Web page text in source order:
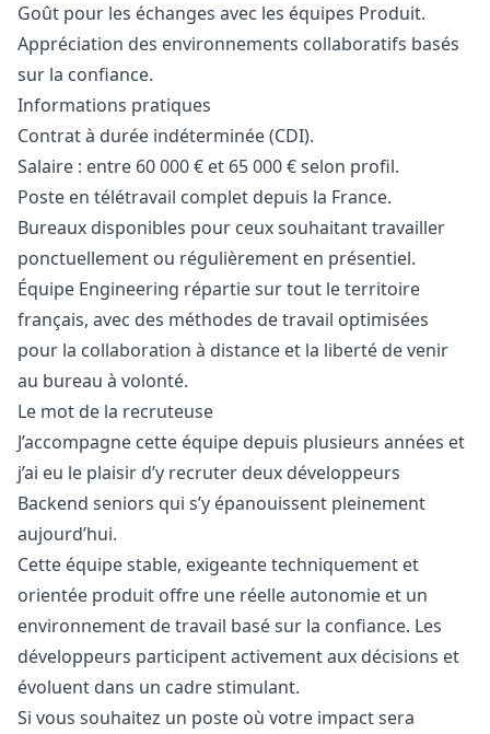
Goût pour les échanges avec les équipes Produit.
Appréciation des environnements collaboratifs basés
sur la confiance.
Informations pratiques
Contrat à durée indéterminée (CDI).
Salaire : entre 60 000 € et 65 000 € selon profil.
Poste en télétravail complet depuis la France.
Bureaux disponibles pour ceux souhaitant travailler
ponctuellement ou régulièrement en présentiel.
Équipe Engineering répartie sur tout le territoire
français, avec des méthodes de travail optimisées
pour la collaboration à distance et la liberté de venir
au bureau à volonté.
Le mot de la recruteuse
J’accompagne cette équipe depuis plusieurs années et
j’ai eu le plaisir d’y recruter deux développeurs
Backend seniors qui s’y épanouissent pleinement
aujourd’hui.
Cette équipe stable, exigeante techniquement et
orientée produit offre une réelle autonomie et un
environnement de travail basé sur la confiance. Les
développeurs participent activement aux décisions et
évoluent dans un cadre stimulant.
Si vous souhaitez un poste où votre impact sera